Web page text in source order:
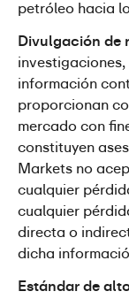
petróleo hacia
Divulgación de
información
proporcionan
mercado con
constituyen
Markets no
cualquier
cualquier
directa o
dicha
Estándar de